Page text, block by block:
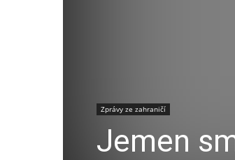
Zprávy ze zahraničí
Jemen